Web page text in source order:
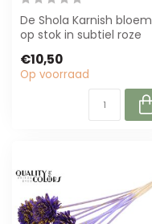
De Shola Karnish bloem
op stok in subtiel roze
onderhoudsarm...
€10,50
Op voorraad